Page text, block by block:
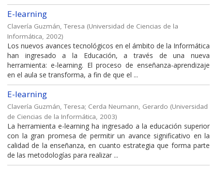
E-learning
Clavería Guzmán, Teresa (Universidad de Ciencias de la
Informática, 2002)
Los nuevos avances tecnológicos en el ámbito de la Informática
han ingresado a la Educación, a través de una nueva
herramienta: e-learning. El proceso de enseñanza-aprendizaje
en el aula se transforma, a fin de que el ...
E-learning
Clavería Guzmán, Teresa; Cerda Neumann, Gerardo (Universidad
de Ciencias de la Informática, 2003)
La herramienta e-learning ha ingresado a la educación superior
con la gran promesa de permitir un avance significativo en la
calidad de la enseñanza, en cuanto estrategia que forma parte
de las metodologías para realizar ...